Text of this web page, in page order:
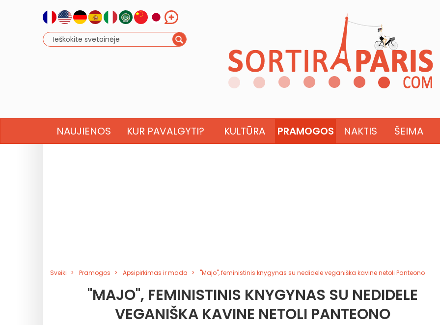
NAUJIENOS KUR PAVALGYTI? KULTŪRA PRAMOGOS NAKTIS ŠEIMA
Sveiki Pramogos Apsipirkimas ir mada "Majo", feministinis knygynas su nedidele veganiška kavine netoli Panteono
"MAJO", FEMINISTINIS KNYGYNAS SU NEDIDELE
VEGANIŠKA KAVINE NETOLI PANTEONO